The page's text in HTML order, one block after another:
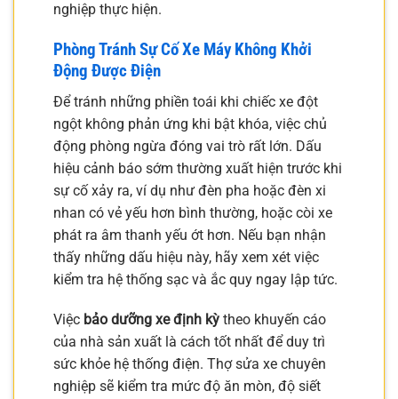
nghiệp thực hiện.
Phòng Tránh Sự Cố Xe Máy Không Khởi
Động Được Điện
Để tránh những phiền toái khi chiếc xe đột
ngột không phản ứng khi bật khóa, việc chủ
động phòng ngừa đóng vai trò rất lớn. Dấu
hiệu cảnh báo sớm thường xuất hiện trước khi
sự cố xảy ra, ví dụ như đèn pha hoặc đèn xi
nhan có vẻ yếu hơn bình thường, hoặc còi xe
phát ra âm thanh yếu ớt hơn. Nếu bạn nhận
thấy những dấu hiệu này, hãy xem xét việc
kiểm tra hệ thống sạc và ắc quy ngay lập tức.
Việc bảo dưỡng xe định kỳ theo khuyến cáo
của nhà sản xuất là cách tốt nhất để duy trì
sức khỏe hệ thống điện. Thợ sửa xe chuyên
nghiệp sẽ kiểm tra mức độ ăn mòn, độ siết